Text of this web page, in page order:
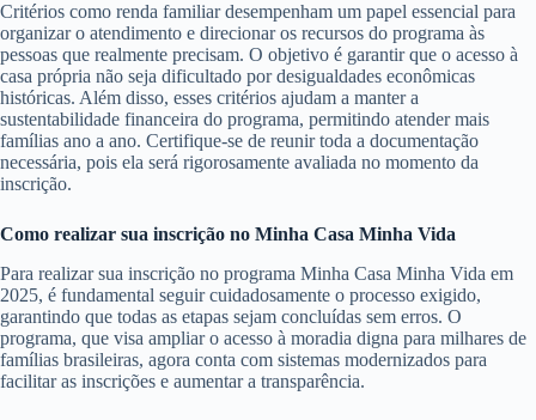
Critérios como renda familiar desempenham um papel essencial para
organizar o atendimento e direcionar os recursos do programa às
pessoas que realmente precisam. O objetivo é garantir que o acesso à
casa própria não seja dificultado por desigualdades econômicas
históricas. Além disso, esses critérios ajudam a manter a
sustentabilidade financeira do programa, permitindo atender mais
famílias ano a ano. Certifique-se de reunir toda a documentação
necessária, pois ela será rigorosamente avaliada no momento da
inscrição.
Como realizar sua inscrição no Minha Casa Minha Vida
Para realizar sua inscrição no programa Minha Casa Minha Vida em
2025, é fundamental seguir cuidadosamente o processo exigido,
garantindo que todas as etapas sejam concluídas sem erros. O
programa, que visa ampliar o acesso à moradia digna para milhares de
famílias brasileiras, agora conta com sistemas modernizados para
facilitar as inscrições e aumentar a transparência.